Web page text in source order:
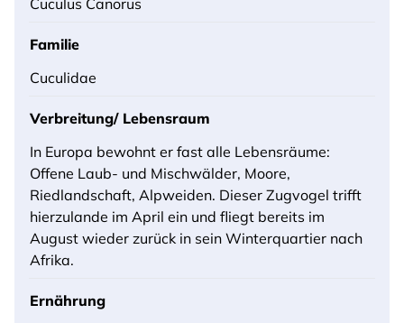
Familie
Cuculidae
Verbreitung/ Lebensraum
In Europa bewohnt er fast alle Lebensräume:
Offene Laub- und Mischwälder, Moore,
Riedlandschaft, Alpweiden. Dieser Zugvogel trifft
hierzulande im April ein und fliegt bereits im
August wieder zurück in sein Winterquartier nach
Afrika.
Ernährung